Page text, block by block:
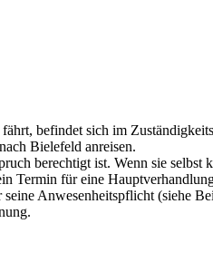
befindet sich im
Bielefeld anreisen.
berechtigt ist. Wenn sie selbst
Termin für eine
Anwesenheitspflicht (siehe